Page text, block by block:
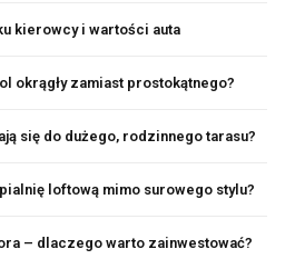
kierowcy i wartości auta
okrągły zamiast prostokątnego?
się do dużego, rodzinnego tarasu?
loftową mimo surowego stylu?
– dlaczego warto zainwestować?